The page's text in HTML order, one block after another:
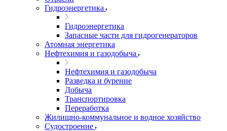
Гидроэнергетика
Гидроэнергетика
Запасные части для гидрогенераторов
Атомная энергетика
Нефтехимия и газодобыча
Нефтехимия и газодобыча
Разведка и бурение
Добыча
Транспортировка
Переработка
Жилищно-коммунальное и водное хозяйство
Судостроение